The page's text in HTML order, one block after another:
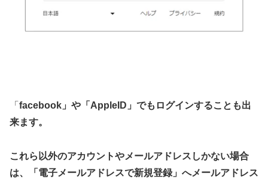
「 facebook」や「AppleID」でもログインすることも出
来ます。
これら以外のアカウントやメールアドレスしかない場合
は、「電子メールアドレスで新規登録」へメールアドレス